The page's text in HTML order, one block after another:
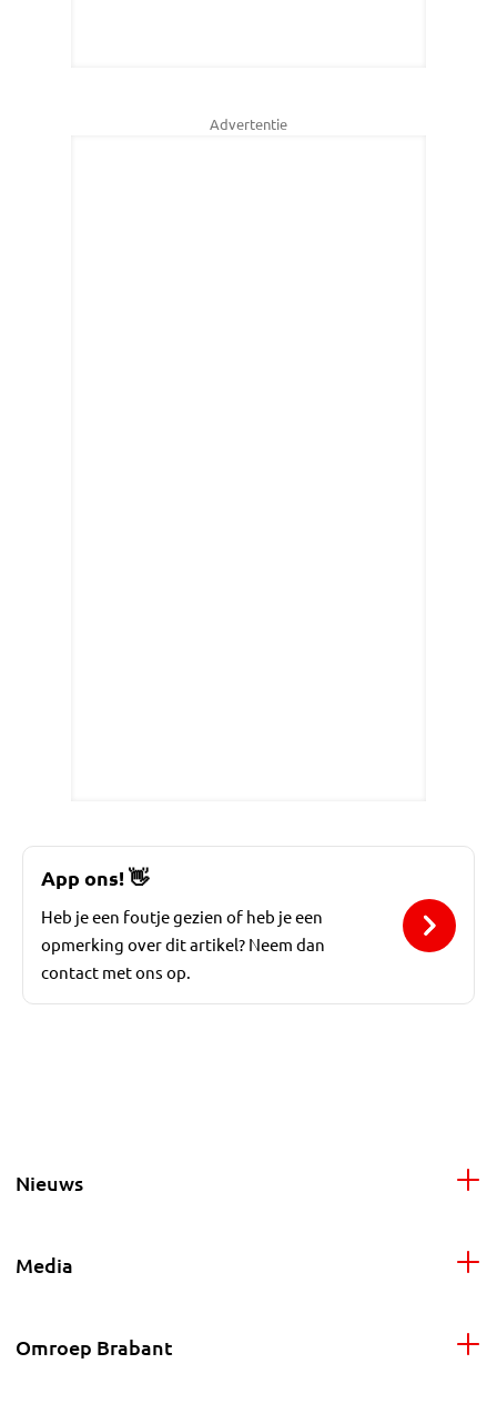
Advertentie
App ons!👋
Heb je een foutje gezien of heb je een
opmerking over dit artikel? Neem dan
contact met ons op.
Nieuws
Media
Omroep Brabant